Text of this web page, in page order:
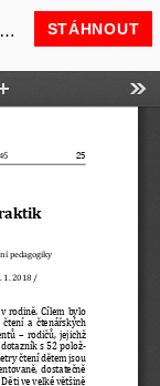
STÁHNOUT